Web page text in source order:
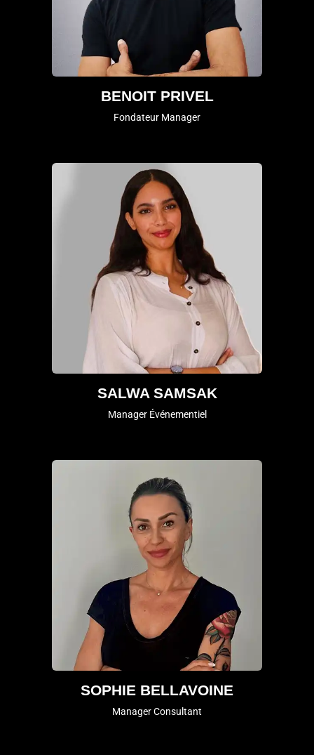
BENOIT PRIVEL
Fondateur Manager
SALWA SAMSAK
Manager Événementiel
SOPHIE BELLAVOINE
Manager Consultant